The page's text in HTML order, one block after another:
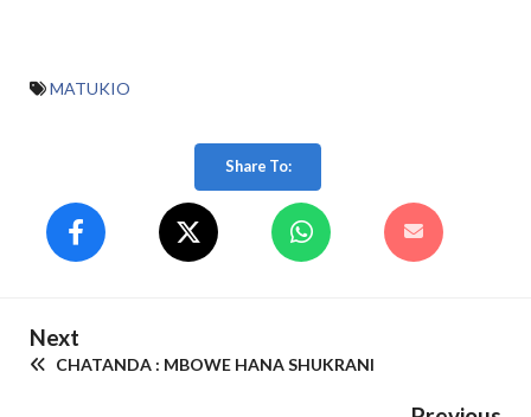
MATUKIO
Share To:
Next
CHATANDA : MBOWE HANA SHUKRANI